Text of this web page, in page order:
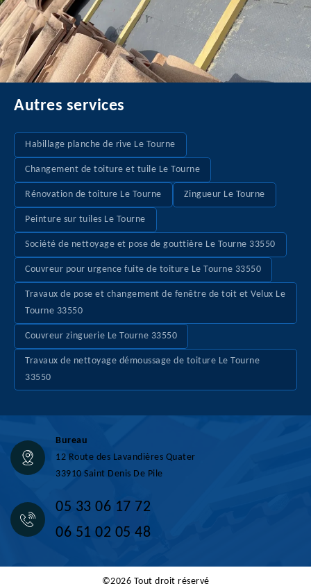
Autres services
Habillage planche de rive Le Tourne
Changement de toiture et tuile Le Tourne
Rénovation de toiture Le Tourne Zingueur Le Tourne
Peinture sur tuiles Le Tourne
Société de nettoyage et pose de gouttière Le Tourne 33550
Couvreur pour urgence fuite de toiture Le Tourne 33550
Travaux de pose et changement de fenêtre de toit et Velux Le
Tourne 33550
Couvreur zinguerie Le Tourne 33550
Travaux de nettoyage démoussage de toiture Le Tourne
33550
Bureau
12 Route des Lavandières Quater
33910 Saint Denis De Pile
05 33 06 17 72
06 51 02 05 48
©2026 Tout droit réservé